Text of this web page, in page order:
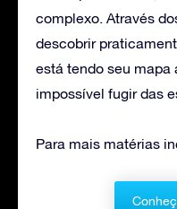
complexo. Através
descobrir
está tendo seu mapa
impossível fugir das
Para mais matérias